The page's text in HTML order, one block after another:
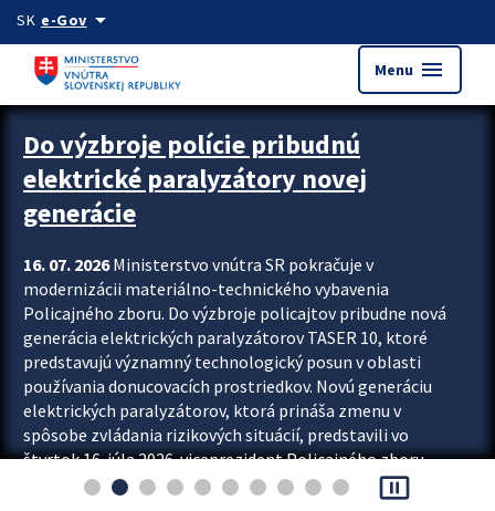
Preskocit na hlavný obsah
SK e-Govarrow_drop_down
Menu menu
Zastavit automatický posun upútavok
Do výzbroje polície pribudnú
elektrické paralyzátory novej
generácie
16. 07. 2026Ministerstvo vnútra SR pokračuje v
modernizácii materiálno-technického vybavenia
Policajného zboru. Do výzbroje policajtov pribudne nová
generácia elektrických paralyzátorov TASER 10, ktoré
predstavujú významný technologický posun v oblasti
používania donucovacích prostriedkov. Novú generáciu
elektrických paralyzátorov, ktorá prináša zmenu v
spôsobe zvládania rizikových situácií, predstavili vo
štvrtok 16. júla 2026 viceprezident Policajného zboru
Rastislav Polakovič a riaditeľ odboru výcviku...
pause_presentation